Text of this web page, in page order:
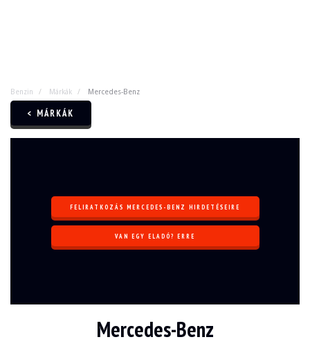
Benzin Márkák Mercedes-Benz
< MÁRKÁK
FELIRATKOZÁS MERCEDES-BENZ HIRDETÉSEIRE
VAN EGY ELADÓ? ERRE
Mercedes-Benz